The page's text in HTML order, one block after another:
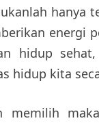
hanya
energi
hidup
hidup kita
memilih